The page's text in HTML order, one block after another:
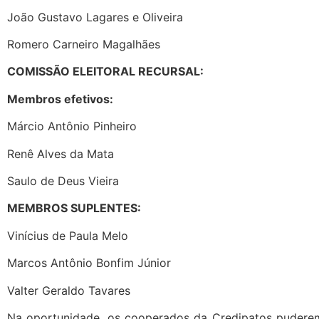
João Gustavo Lagares e Oliveira
Romero Carneiro Magalhães
COMISSÃO ELEITORAL RECURSAL:
Membros efetivos:
Márcio Antônio Pinheiro
Renê Alves da Mata
Saulo de Deus Vieira
MEMBROS SUPLENTES:
Vinícius de Paula Melo
Marcos Antônio Bonfim Júnior
Valter Geraldo Tavares